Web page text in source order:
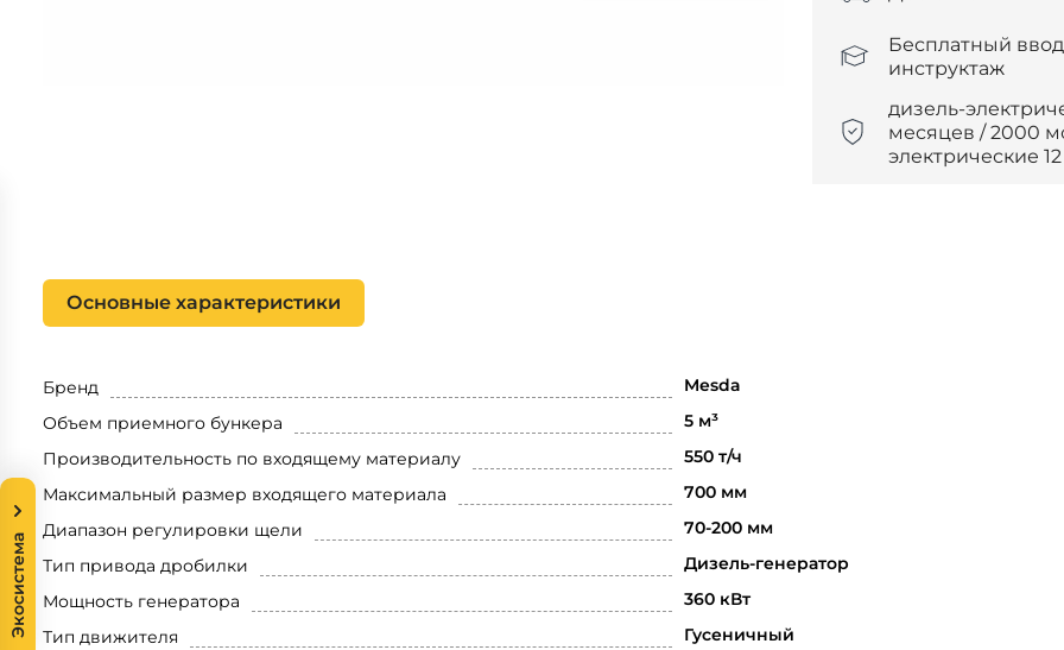
Бесплатный
инструктаж
дизель-
месяцев / 2000
электрические
Основные характеристики
Бренд Mesda
Объем приемного бункера 5 м³
Производительность по входящему материалу 550 т/ч
Максимальный размер входящего материала 700 мм
Диапазон регулировки щели 70-200 мм
Тип привода дробилки Дизель-генератор
Мощность генератора 360 кВт
Тип движителя Гусеничный
Экосистема